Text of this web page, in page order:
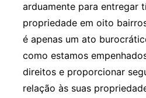
arduamente para entregar
propriedade em oito
é apenas um ato
como estamos
direitos e proporcionar
relação às suas